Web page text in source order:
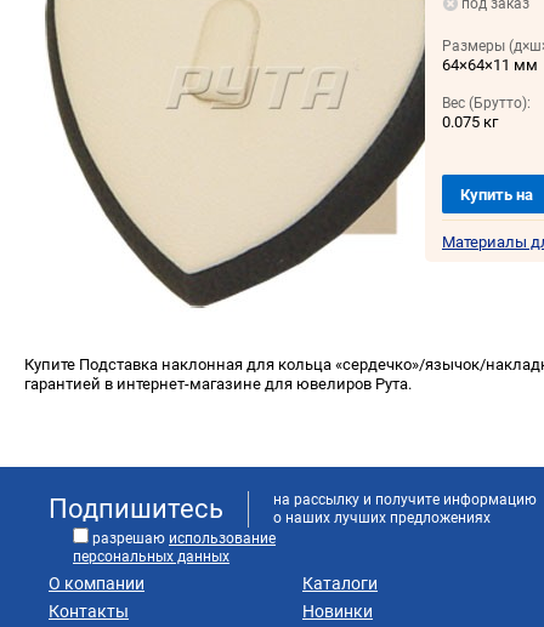
под заказ
Размеры
64×64×11 мм
Вес (Брутто):
0.075 кг
Купить на
Материалы
Купите Подставка наклонная для кольца «сердечко»/язычок/
гарантией в интернет-магазине для ювелиров Рута.
Подпишитесь
на рассылку и получите информацию
о наших лучших предложениях
разрешаю использование
персональных данных
О компании
Контакты
Каталоги
Новинки